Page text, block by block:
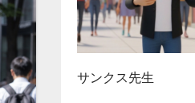
サンクス先生